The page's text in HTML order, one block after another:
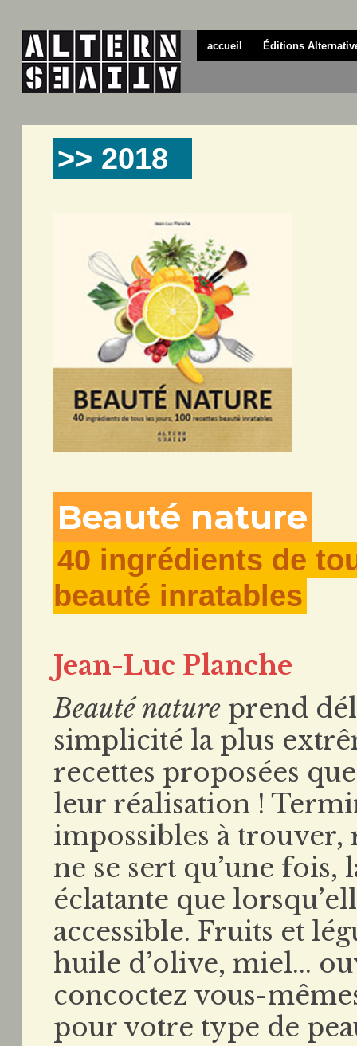
accueil Éditions
>> 2018
Beauté nature
40 ingrédients de
beauté inratables
Jean-Luc Planche
Beauté nature prend
simplicité la plus
recettes proposées
leur réalisation !
impossibles à trouver,
ne se sert qu’une fois,
éclatante que
accessible. Fruits et
huile d’olive, miel...
concoctez vous-
pour votre type de